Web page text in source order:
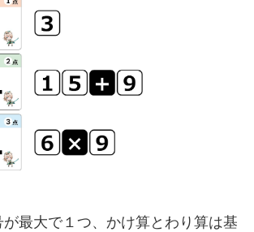
最大で１つ、かけ算とわり算は基